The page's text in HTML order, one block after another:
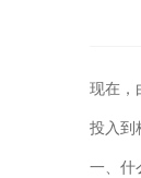
现在，
投入到
一、什